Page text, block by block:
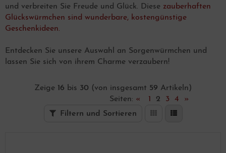
und verbreiten Sie Freude und Glück. Diese zauberhaften
Glückswürmchen sind wunderbare, kostengünstige
Geschenkideen.
Entdecken Sie unsere Auswahl an Sorgenwürmchen und
lassen Sie sich von ihrem Charme verzaubern!
Filtern und Sortieren
Zeige 16 bis 30 (von insgesamt 59 Artikeln)
Seiten: « 1 2 3 4 »